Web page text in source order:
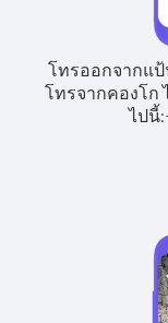
โทรออกจากแ
โทรจากคองโก
ไปนี้: